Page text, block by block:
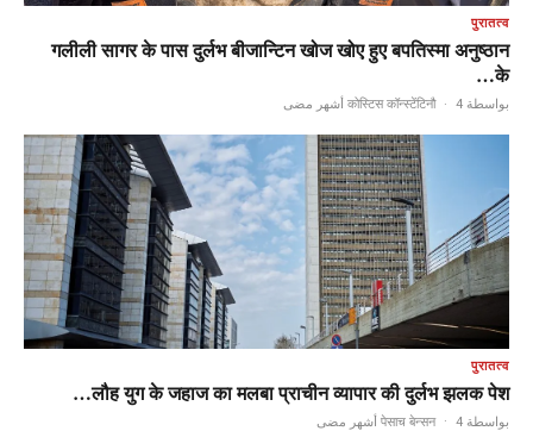
पुरातत्व
गलीली सागर के पास दुर्लभ बीजान्टिन खोज खोए हुए बपतिस्मा अनुष्ठान
के…
بواسطة कोस्टिस कॉन्स्टेंटिनौ · 4 أشهر مضى
पुरातत्व
लौह युग के जहाज का मलबा प्राचीन व्यापार की दुर्लभ झलक पेश…
بواسطة पेसाच बेन्सन · 4 أشهر مضى